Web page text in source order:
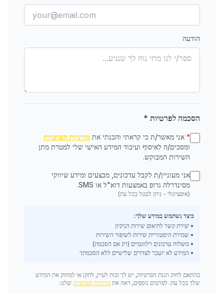
הודעה
הסכמה לפרטיות *
* אני מאשר/ת כי קראתי והבנתי את מדיניות הפרטיות
ומסכים/ה לאיסוף ועיבוד המידע האישי שלי למטרת מתן
השירות המבוקש.
אני מעוניין/ת לקבל עדכונים, מבצעים ומידע שיווקי
מסינדרלה גרופ באמצעות דוא"ל או SMS.
(אופציונלי - ניתן לבטל בכל עת)
כיצד נשתמש במידע שלך:
• יצירת קשר לתיאום שירות הניקיון
• שמירת היסטוריית שירות לשיפור השירות
• משלוח עדכונים רלוונטיים (רק אם הסכמת)
• המידע לא יועבר לצדדים שלישיים ללא הסכמתך
בהתאם לחוק הגנת הפרטיות, יש לך זכות לעיין, לתקן או למחוק את המידע
שלך בכל עת. לפרטים נוספים, ראה את מדיניות הפרטיות שלנו.